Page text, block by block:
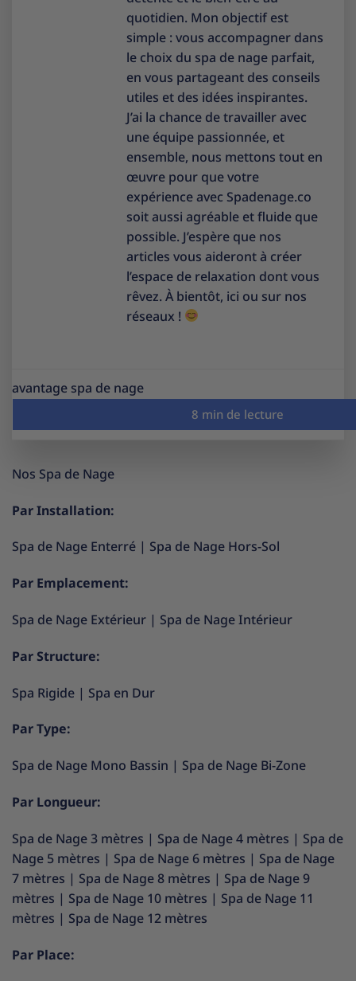
quotidien. Mon objectif est
simple : vous accompagner dans
le choix du spa de nage parfait,
en vous partageant des conseils
utiles et des idées inspirantes.
J’ai la chance de travailler avec
une équipe passionnée, et
ensemble, nous mettons tout en
œuvre pour que votre
expérience avec Spadenage.co
soit aussi agréable et fluide que
possible. J’espère que nos
articles vous aideront à créer
l’espace de relaxation dont vous
rêvez. À bientôt, ici ou sur nos
réseaux !
avantage spa de nage
Nos Spa de Nage
Par Installation:
Spa de Nage Enterré | Spa de Nage Hors-Sol
Par Emplacement:
Spa de Nage Extérieur | Spa de Nage Intérieur
Par Structure:
Spa Rigide | Spa en Dur
Par Type:
Spa de Nage Mono Bassin | Spa de Nage Bi-Zone
Par Longueur:
Spa de Nage 3 mètres | Spa de Nage 4 mètres | Spa de
Nage 5 mètres | Spa de Nage 6 mètres | Spa de Nage
7 mètres | Spa de Nage 8 mètres | Spa de Nage 9
mètres | Spa de Nage 10 mètres | Spa de Nage 11
mètres | Spa de Nage 12 mètres
Par Place: